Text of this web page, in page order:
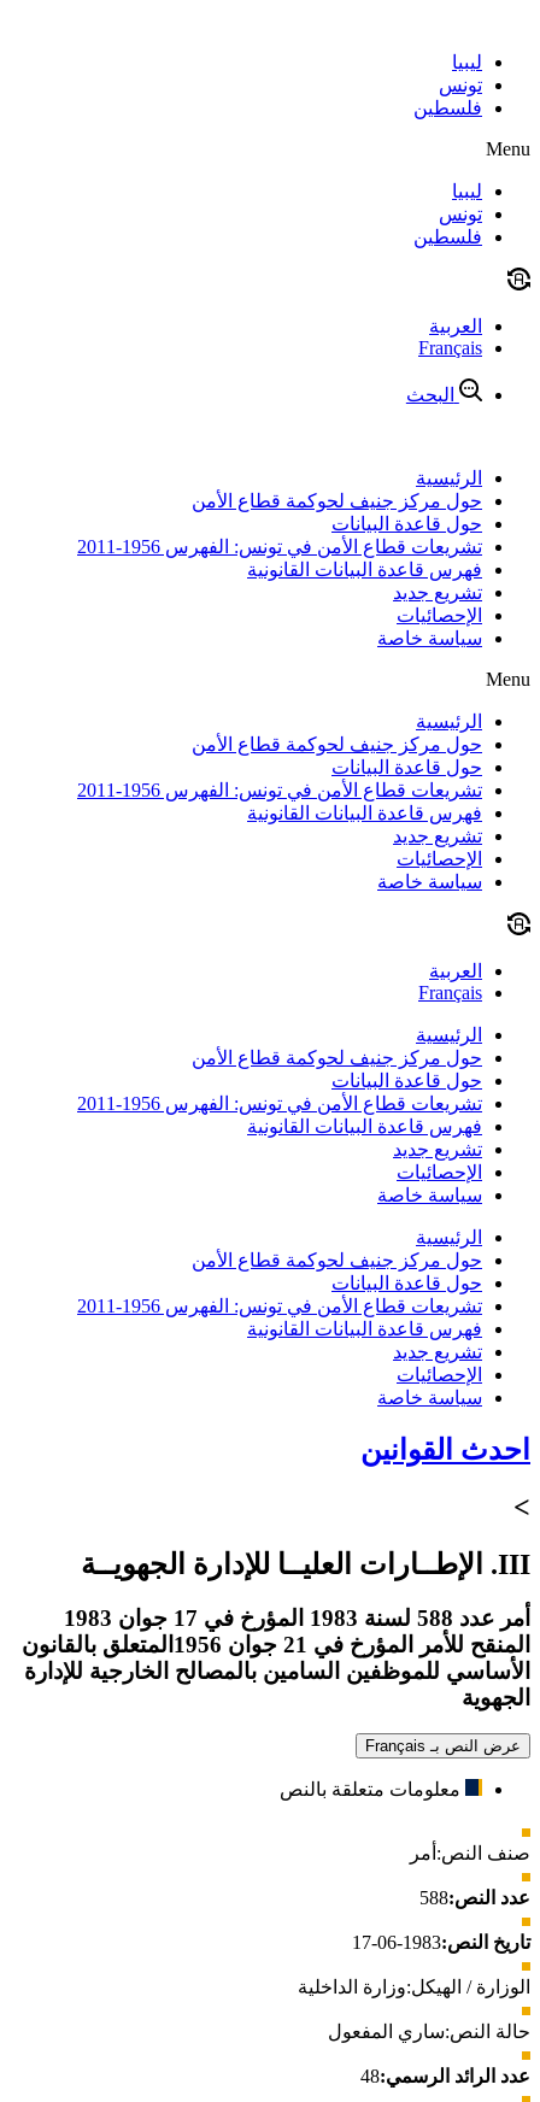
contentليبيا
تونس
فلسطين
Menu
ليبيا
تونس
فلسطين
العربية
Français
البحث
الرئيسية
حول مركز جنيف لحوكمة قطاع الأمن
حول قاعدة البيانات
تشريعات قطاع الأمن في تونس: الفهرس 1956-2011
فهرس قاعدة البيانات القانونية
تشريع جديد
الإحصائيات
سياسة خاصة
Menu
الرئيسية
حول مركز جنيف لحوكمة قطاع الأمن
حول قاعدة البيانات
تشريعات قطاع الأمن في تونس: الفهرس 1956-2011
فهرس قاعدة البيانات القانونية
تشريع جديد
الإحصائيات
سياسة خاصة
العربية
Français
الرئيسية
حول مركز جنيف لحوكمة قطاع الأمن
حول قاعدة البيانات
تشريعات قطاع الأمن في تونس: الفهرس 1956-2011
فهرس قاعدة البيانات القانونية
تشريع جديد
الإحصائيات
سياسة خاصة
الرئيسية
حول مركز جنيف لحوكمة قطاع الأمن
حول قاعدة البيانات
تشريعات قطاع الأمن في تونس: الفهرس 1956-2011
فهرس قاعدة البيانات القانونية
تشريع جديد
الإحصائيات
سياسة خاصة
احدث القوانين
>
III. الإطــارات العليــا للإدارة الجهويــة
أمر عدد 588 لسنة 1983 المؤرخ في 17 جوان 1983
المنقح للأمر المؤرخ في 21 جوان 1956المتعلق بالقانون
الأساسي للموظفين السامين بالمصالح الخارجية للإدارة
الجهوية
عرض النص بـ Français
معلومات متعلقة بالنص
صنف النص: أمر
عدد النص:588
تاريخ النص:1983-06-17
الوزارة / الهيكل:وزارة الداخلية
حالة النص:ساري المفعول
عدد الرائد الرسمي:48